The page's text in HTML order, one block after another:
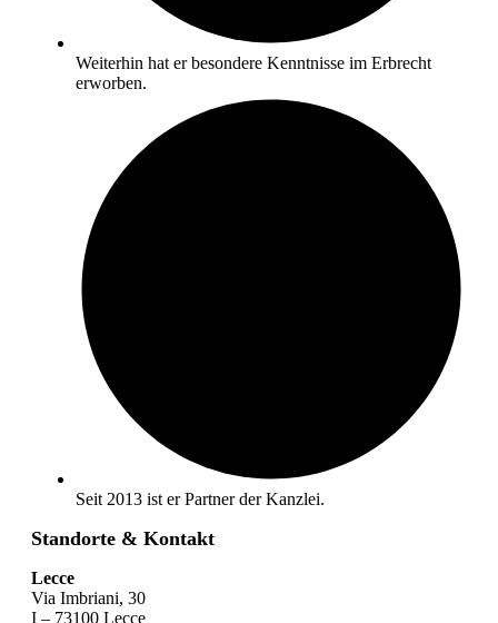
Weiterhin hat er besondere Kenntnisse im Erbrecht
erworben.
Seit 2013 ist er Partner der Kanzlei.
Standorte & Kontakt
Lecce
Via Imbriani, 30
I – 73100 Lecce